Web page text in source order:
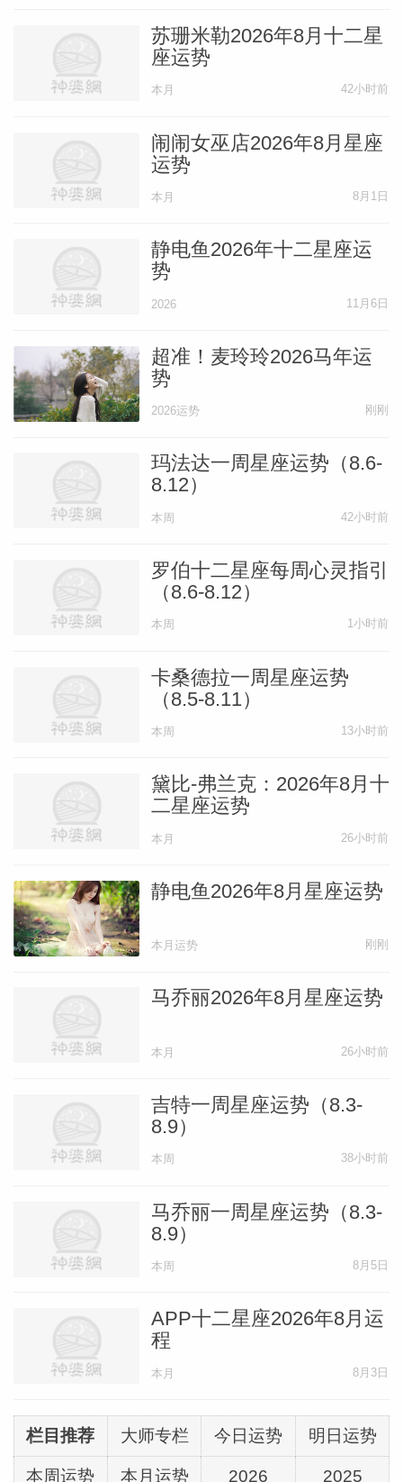
苏珊米勒2026年8月十二星
座运势
本月 42小时前
闹闹女巫店2026年8月星座
运势
本月 8月1日
静电鱼2026年十二星座运
势
2026 11月6日
超准！麦玲玲2026马年运
势
2026运势 刚刚
玛法达一周星座运势（8.6-
8.12）
本周 42小时前
罗伯十二星座每周心灵指引
（8.6-8.12）
本周 1小时前
卡桑德拉一周星座运势
（8.5-8.11）
本周 13小时前
黛比-弗兰克：2026年8月十
二星座运势
本月 26小时前
静电鱼2026年8月星座运势
本月运势 刚刚
马乔丽2026年8月星座运势
本月 26小时前
吉特一周星座运势（8.3-
8.9）
本周 38小时前
马乔丽一周星座运势（8.3-
8.9）
本周 8月5日
APP十二星座2026年8月运
程
本月 8月3日
栏目推荐 大师专栏 今日运势 明日运势
本周运势 本月运势 2026 2025